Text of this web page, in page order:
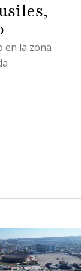
en la zona